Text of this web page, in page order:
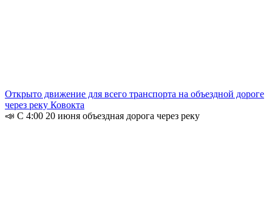
Открыто движение для всего транспорта на объездной дороге
через реку Ковокта
📣 С 4:00 20 июня объездная дорога через реку